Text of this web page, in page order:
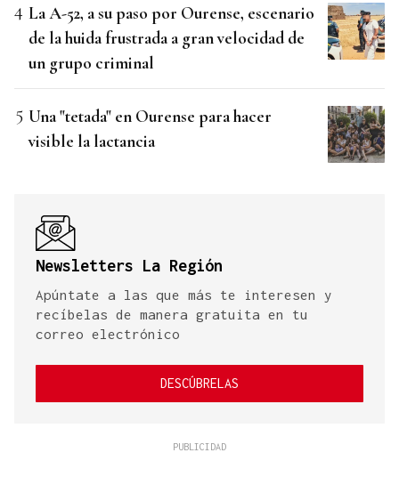
La A-52, a su paso por Ourense, escenario
de la huida frustrada a gran velocidad de
un grupo criminal
Una "tetada" en Ourense para hacer
visible la lactancia
Newsletters La Región
Apúntate a las que más te interesen y
recíbelas de manera gratuita en tu
correo electrónico
DESCÚBRELAS